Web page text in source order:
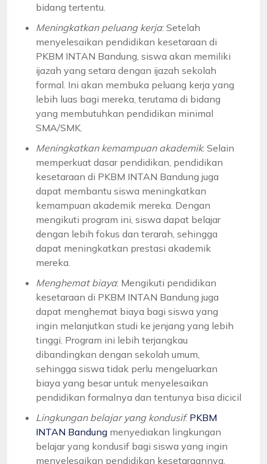
bidang tertentu.
Meningkatkan peluang kerja: Setelah
menyelesaikan pendidikan kesetaraan di
PKBM INTAN Bandung, siswa akan memiliki
ijazah yang setara dengan ijazah sekolah
formal. Ini akan membuka peluang kerja yang
lebih luas bagi mereka, terutama di bidang
yang membutuhkan pendidikan minimal
SMA/SMK.
Meningkatkan kemampuan akademik: Selain
memperkuat dasar pendidikan, pendidikan
kesetaraan di PKBM INTAN Bandung juga
dapat membantu siswa meningkatkan
kemampuan akademik mereka. Dengan
mengikuti program ini, siswa dapat belajar
dengan lebih fokus dan terarah, sehingga
dapat meningkatkan prestasi akademik
mereka.
Menghemat biaya: Mengikuti pendidikan
kesetaraan di PKBM INTAN Bandung juga
dapat menghemat biaya bagi siswa yang
ingin melanjutkan studi ke jenjang yang lebih
tinggi. Program ini lebih terjangkau
dibandingkan dengan sekolah umum,
sehingga siswa tidak perlu mengeluarkan
biaya yang besar untuk menyelesaikan
pendidikan formalnya dan tentunya bisa dicicil
Lingkungan belajar yang kondusif: PKBM
INTAN Bandung menyediakan lingkungan
belajar yang kondusif bagi siswa yang ingin
menyelesaikan pendidikan kesetaraannya.